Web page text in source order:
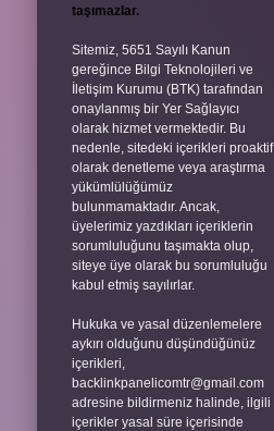
taşımazlar.
Sitemiz, 5651 Sayılı Kanun
gereğince Bilgi Teknolojileri ve
İletişim Kurumu (BTK) tarafından
onaylanmış bir Yer Sağlayıcı
olarak hizmet vermektedir. Bu
nedenle, sitedeki içerikleri proaktif
olarak denetleme veya araştırma
yükümlülüğümüz
bulunmamaktadır. Ancak,
üyelerimiz yazdıkları içeriklerin
sorumluluğunu taşımakta olup,
siteye üye olarak bu sorumluluğu
kabul etmiş sayılırlar.
Hukuka ve yasal düzenlemelere
aykırı olduğunu düşündüğünüz
içerikleri,
backlinkpanelicomtr@gmail.com
adresine bildirmeniz halinde, ilgili
içerikler yasal süre içerisinde